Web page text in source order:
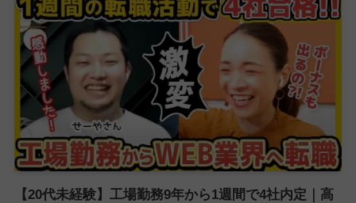
【20代未経験】工場勤務9年から1週間で4社内定｜高